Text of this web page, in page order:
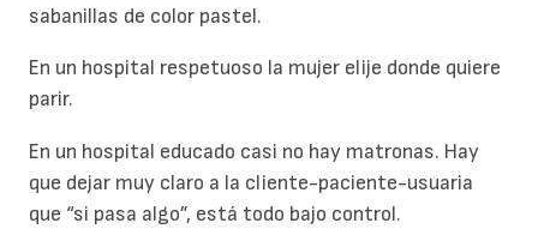
sabanillas de color pastel.
En un hospital respetuoso la mujer elije donde quiere
parir.
En un hospital educado casi no hay matronas. Hay
que dejar muy claro a la cliente-paciente-usuaria
que “si pasa algo”, está todo bajo control.